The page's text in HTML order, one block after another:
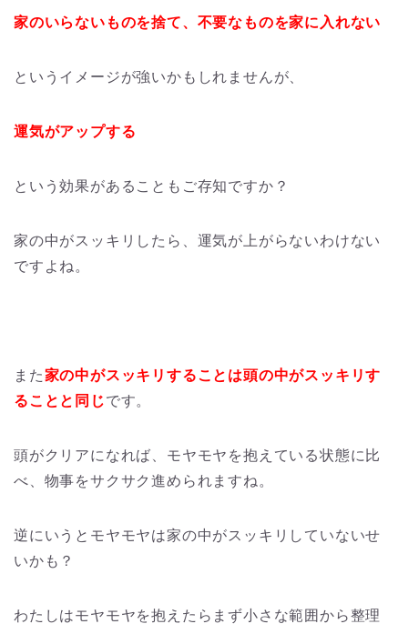
家のいらないものを捨て、不要なものを家に入れない
というイメージが強いかもしれませんが、
運気がアップする
という効果があることもご存知ですか？
家の中がスッキリしたら、運気が上がらないわけない
ですよね。
また家の中がスッキリすることは頭の中がスッキリす
ることと同じです。
頭がクリアになれば、モヤモヤを抱えている状態に比
べ、物事をサクサク進められますね。
逆にいうとモヤモヤは家の中がスッキリしていないせ
いかも？
わたしはモヤモヤを抱えたらまず小さな範囲から整理